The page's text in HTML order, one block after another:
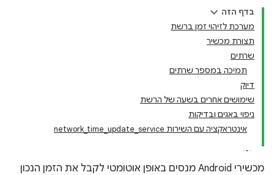
בדף הזה
מערכת לזיהוי זמן ברשת
תצורת מכשיר
שרתים
תמיכה במספר שרתים
דיוק
שימושים אחרים בשעה של הרשת
ניפוי באגים ובדיקות
אינטראקציה עם השירות network_time_update_service
מכשירי Android מנסים באופן אוטומטי לקבל את הזמן הנכון